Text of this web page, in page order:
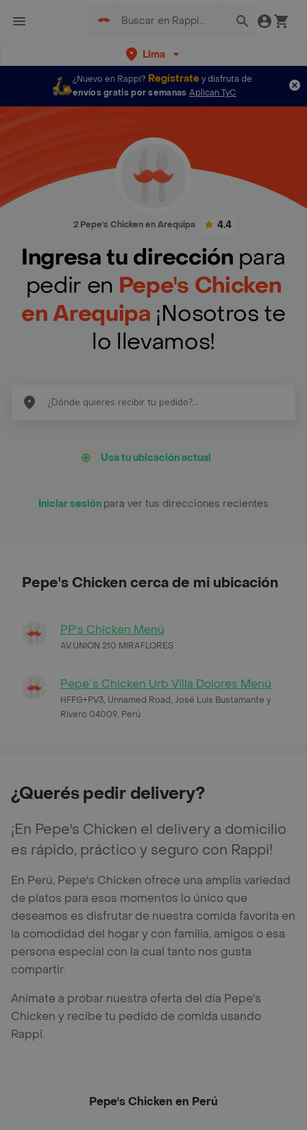
Lima
¿Nuevo en Rappi? Regístratey disfruta de
envíos gratis por semanas Aplican TyC
2 Pepe's Chicken en Arequipa 4.4
Ingresa tu dirección para
pedir en Pepe's Chicken
en Arequipa ¡Nosotros te
lo llevamos!
Usa tu ubicación actual
Iniciar sesión para ver tus direcciones recientes
Pepe's Chicken cerca de mi ubicación
PP's Chicken Menú
AV.UNION 210 MIRAFLORES
Pepe´s Chicken Urb Villa Dolores Menú
HFFG+PV3, Unnamed Road, José Luis Bustamante y
Rivero 04009, Perú
¿Querés pedir delivery?
¡En Pepe's Chicken el delivery a domicilio
es rápido, práctico y seguro con Rappi!
En Perú, Pepe's Chicken ofrece una amplia variedad
de platos para esos momentos lo único que
deseamos es disfrutar de nuestra comida favorita en
la comodidad del hogar y con familia, amigos o esa
persona especial con la cual tanto nos gusta
compartir.
Anímate a probar nuestra oferta del día Pepe's
Chicken y recibe tu pedido de comida usando
Rappi.
Pepe's Chicken en Perú